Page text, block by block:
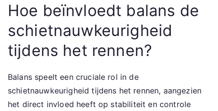
Hoe beïnvloedt balans de
schietnauwkeurigheid
tijdens het rennen?
Balans speelt een cruciale rol in de
schietnauwkeurigheid tijdens het rennen, aangezien
het direct invloed heeft op stabiliteit en controle